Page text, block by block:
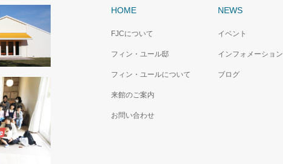
HOME
FJCについて
フィン・ユール邸
フィン・ユールについて
来館のご案内
お問い合わせ
NEWS
イベント
インフォメーション
ブログ